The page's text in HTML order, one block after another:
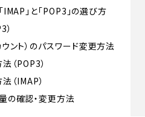
」と「POP3」の選び方
ント）のパスワード変更方法
（POP3）
（IMAP）
の確認・変更方法